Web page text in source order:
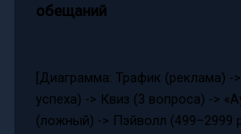
обещаний
[Диаграмма: Трафик (реклама) -
успеха) -> Квиз (3 вопроса) ->
(ложный) -> Пэйволл (499–2999